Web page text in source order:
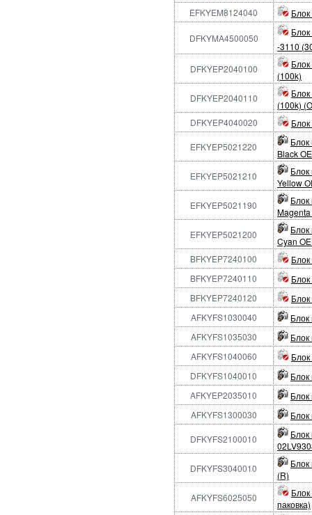
EFKYEM8124040
DFKYMA4500050
-3110
DFKYEP2040100
(100k)
DFKYEP2040110
(100k)
DFKYEP4040020
EFKYEP5021220
Блок
Black
EFKYEP5021210
Блок
Yellow
EFKYEP5021190
Блок
Magenta
EFKYEP5021200
Блок
Cyan
BFKYEP7240100
BFKYEP7240110
BFKYEP7240120
AFKYFS1030040
AFKYFS1035030
AFKYFS1040060
DFKYFS1040010
AFKYEP2035010
AFKYFS1300030
DFKYFS2100010
Блок
DFKYFS3040010
(R)
AFKYFS6025050
паковка)